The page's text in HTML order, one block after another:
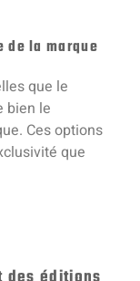
de la marque
que le
bien le
Ces options
que